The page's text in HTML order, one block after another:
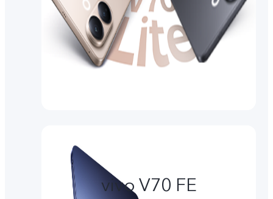
vivo V70 FE